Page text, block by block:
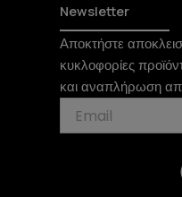
t
o
k
t
a
g
r
a
b
o
o
k
Newsletter
Αποκτήστε
κυκλοφορίες
και αναπλήρωση